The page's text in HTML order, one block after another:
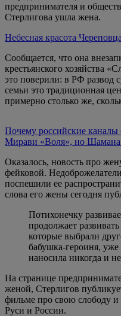
предпринимателя и
Стерлигова ушла жена.
Небесная красота
Сообщается, что она
крестьянского хозяйства
это поверили: в РФ развод
семьи это традиционная
примерно столько же,
Почему российские каналы
Мирави «Воля», но Шамана
Оказалось, новость про
фейковой.
поспешили ее
слова его жены сегодня
Потихонечку
продолжает
которые выбрали
бабушка-героиня,
наносила никогда и
На странице
женой, Стерлигов
фильме про свою слободу
Руси и России.